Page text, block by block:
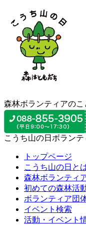
森林ボランティアの
こうち山の日ボラン
トップページ
こうち山の日と
森林ボランティ
初めての森林活
ボランティア団
イベント検索
活動・イベント